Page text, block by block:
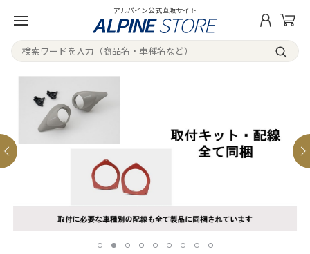
アルパイン公式直販サイト